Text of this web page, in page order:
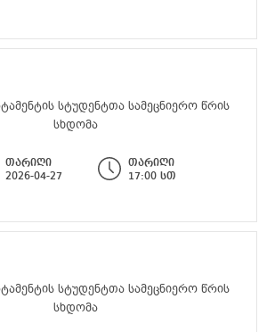
სტუდენტთა სამეცნიერო წრის
სხდომა
თარიღი
2026-04-27
თარიღი
17:00 სთ
სტუდენტთა სამეცნიერო წრის
სხდომა